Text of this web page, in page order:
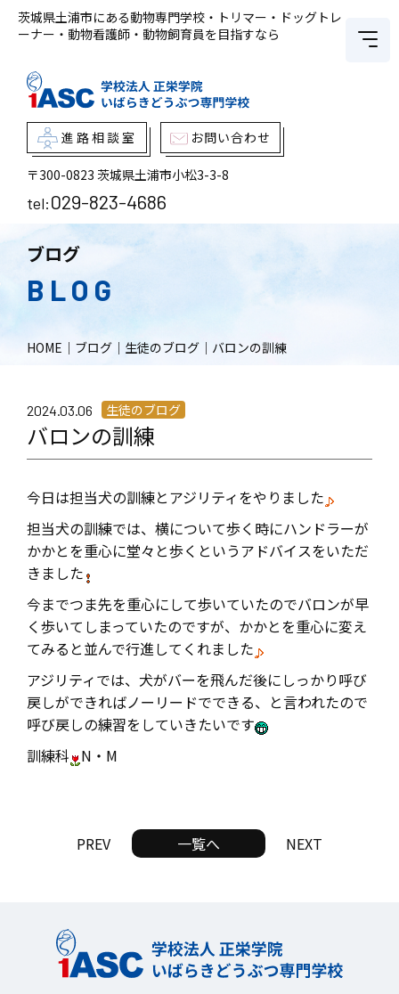
茨城県土浦市にある動物専門学校・トリマー・ドッグトレ
ーナー・動物看護師・動物飼育員を目指すなら
進路相談室 お問い合わせ
〒300-0823 茨城県土浦市小松3-3-8
tel:029-823-4686
ブログ
BLOG
HOME ｜ ブログ ｜ 生徒のブログ ｜ バロンの訓練
2024.03.06 生徒のブログ
バロンの訓練
今日は担当犬の訓練とアジリティをやりました
担当犬の訓練では、横について歩く時にハンドラーが
かかとを重心に堂々と歩くというアドバイスをいただ
きました
今までつま先を重心にして歩いていたのでバロンが早
く歩いてしまっていたのですが、かかとを重心に変え
てみると並んで行進してくれました
アジリティでは、犬がバーを飛んだ後にしっかり呼び
戻しができればノーリードでできる、と言われたので
呼び戻しの練習をしていきたいです
訓練科
N・M
PREV 一覧へ NEXT